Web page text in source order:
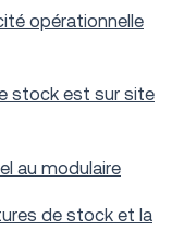
opérationnelle
stock est sur site
au modulaire
de stock et la